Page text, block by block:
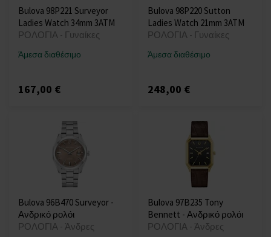
Bulova 98P221 Surveyor
Ladies Watch 34mm 3ATM
ΡΟΛΟΓΙΑ - Γυναίκες
Άμεσα διαθέσιμο
167,00 €
Bulova 98P220 Sutton
Ladies Watch 21mm 3ATM
ΡΟΛΟΓΙΑ - Γυναίκες
Άμεσα διαθέσιμο
248,00 €
Bulova 96B470 Surveyor -
Ανδρικό ρολόι
ΡΟΛΟΓΙΑ - Άνδρες
Bulova 97B235 Tony
Bennett - Ανδρικό ρολόι
ΡΟΛΟΓΙΑ - Άνδρες